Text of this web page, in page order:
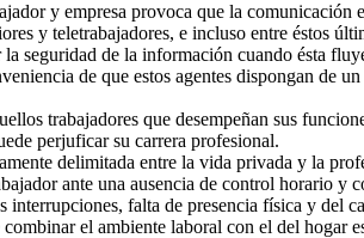
y empresa provoca que la
y teletrabajadores, e incluso entre éstos
seguridad de la información cuando ésta
de que estos agentes dispongan de
trabajadores que desempeñan sus
perjuficar su carrera profesional.
delimitada entre la vida privada y la
ante una ausencia de control horario
falta de presencia física y del
el ambiente laboral con el del hogar